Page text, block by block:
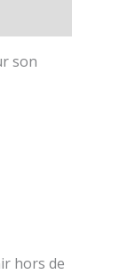
son
hors de